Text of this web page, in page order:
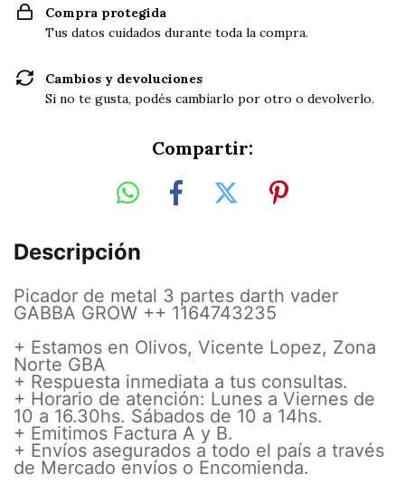
Compra protegida
Tus datos cuidados durante toda la compra.
Cambios y devoluciones
Si no te gusta, podés cambiarlo por otro o devolverlo.
Compartir:
Descripción
Picador de metal 3 partes darth vader
GABBA GROW ++ 1164743235
+ Estamos en Olivos, Vicente Lopez, Zona
Norte GBA
+ Respuesta inmediata a tus consultas.
+ Horario de atención: Lunes a Viernes de
10 a 16.30hs. Sábados de 10 a 14hs.
+ Emitimos Factura A y B.
+ Envíos asegurados a todo el país a través
de Mercado envíos o Encomienda.